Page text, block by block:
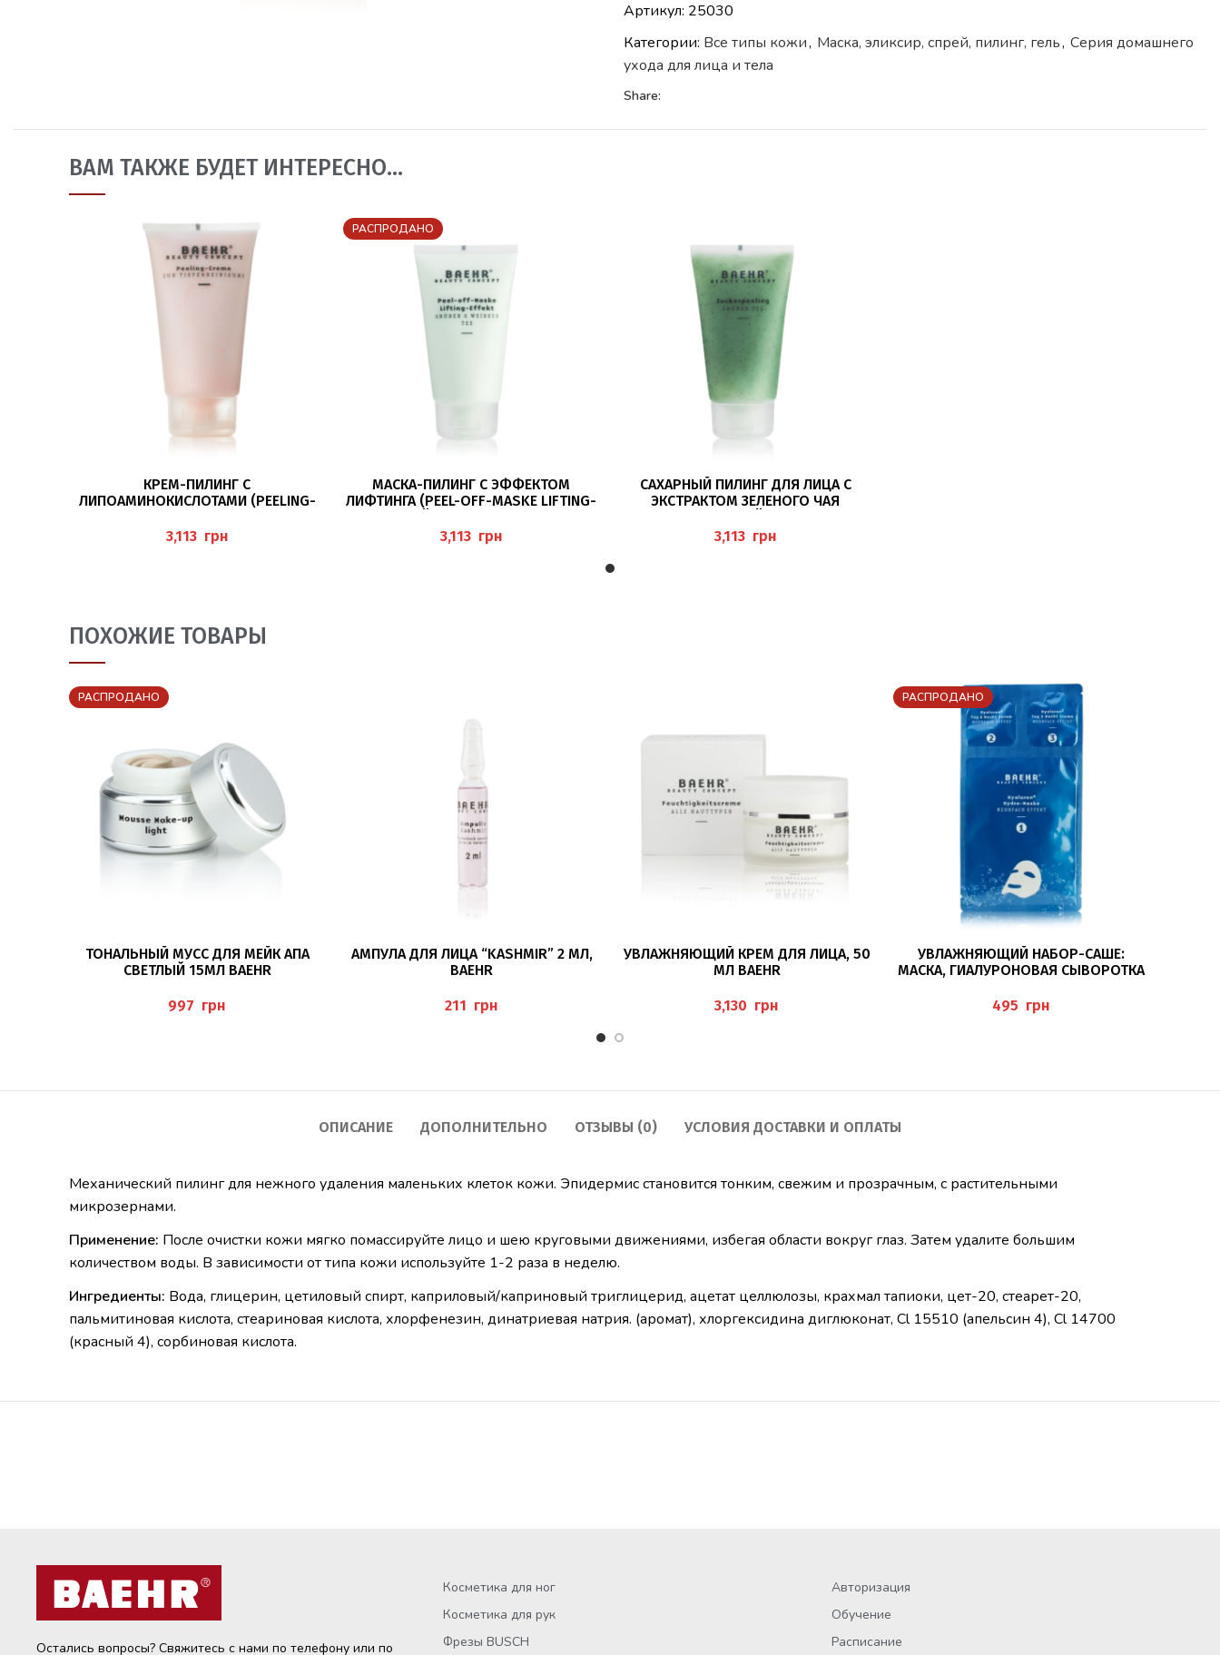
Артикул: 25030
Категории: Все типы кожи, Маска, эликсир, спрей, пилинг, гель, Серия домашнего
ухода для лица и тела
Share:
ВАМ ТАКЖЕ БУДЕТ ИНТЕРЕСНО…
В КОРЗИНУ
КРЕМ-ПИЛИНГ С
ЛИПОАМИНОКИСЛОТАМИ (PEELING-
грн
РАСПРОДАНО
ПОДРОБНЕЕ
МАСКА-ПИЛИНГ С ЭФФЕКТОМ
ЛИФТИНГА (PEEL-OFF-MASKE LIFTING-
Л BAEHR
грн
В КОРЗИНУ
САХАРНЫЙ ПИЛИНГ ДЛЯ ЛИЦА С
ЭКСТРАКТОМ ЗЕЛЕНОГО ЧАЯ
BAEHRгрн
ПОХОЖИЕ ТОВАРЫ
РАСПРОДАНО
ПОДРОБНЕЕ
ТОНАЛЬНЫЙ МУСС ДЛЯ МЕЙК АПА
СВЕТЛЫЙ 15МЛ BAEHR
грн
В КОРЗИНУ
АМПУЛА ДЛЯ ЛИЦА “KASHMIR” 2 МЛ,
BAEHR
грн
В КОРЗИНУ
УВЛАЖНЯЮЩИЙ КРЕМ ДЛЯ ЛИЦА, 50
МЛ BAEHR
грн
РАСПРОДАНО
ПОДРОБНЕЕ
УВЛАЖНЯЮЩИЙ НАБОР-САШЕ:
МАСКА, ГИАЛУРОНОВАЯ СЫВОРОТКА
грн
ОПИСАНИЕ ДОПОЛНИТЕЛЬНО ОТЗЫВЫ (0) УСЛОВИЯ ДОСТАВКИ И ОПЛАТЫ
Механический пилинг для нежного удаления маленьких клеток кожи. Эпидермис становится тонким, свежим и прозрачным, с растительными
микрозернами.
Применение: После очистки кожи мягко помассируйте лицо и шею круговыми движениями, избегая области вокруг глаз. Затем удалите большим
количеством воды. В зависимости от типа кожи используйте 1-2 раза в неделю.
Ингредиенты: Вода, глицерин, цетиловый спирт, каприловый/каприновый триглицерид, ацетат целлюлозы, крахмал тапиоки, цет-20, стеарет-20,
пальмитиновая кислота, стеариновая кислота, хлорфенезин, динатриевая натрия. (аромат), хлоргексидина диглюконат, Cl 15510 (апельсин 4), Cl 14700
(красный 4), сорбиновая кислота.
Остались вопросы? Свяжитесь с нами по телефону или по
Косметика для ног
Косметика для рук
Фрезы BUSCH
Авторизация
Обучение
Расписание